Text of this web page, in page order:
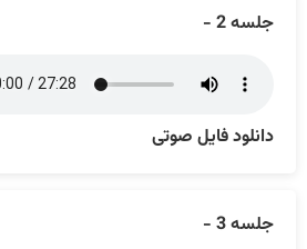
جلسه 2 -
دانلود فایل صوتی
جلسه 3 -